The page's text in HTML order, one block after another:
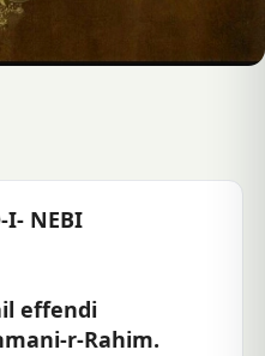
I- NEBI
effendi
r-Rahim.